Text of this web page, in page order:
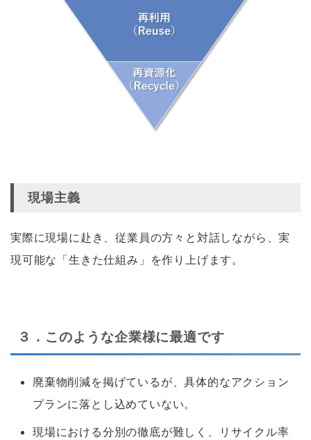
現場主義
実際に現場に赴き、従業員の方々と対話しながら、実
現可能な「生きた仕組み」を作り上げます。
３．このような企業様に最適です
廃棄物削減を掲げているが、具体的なアクション
プランに落とし込めていない。
現場における分別の徹底が難しく、リサイクル率